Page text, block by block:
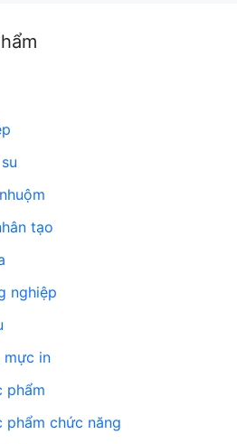
tạo
nghiệp
mực in
phẩm
phẩm chức năng